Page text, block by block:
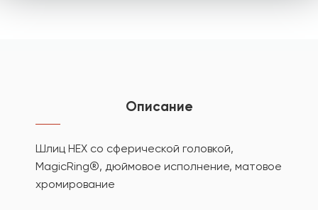
Описание
Шлиц HEX со сферической головкой,
MagicRing®, дюймовое исполнение, матовое
хромирование